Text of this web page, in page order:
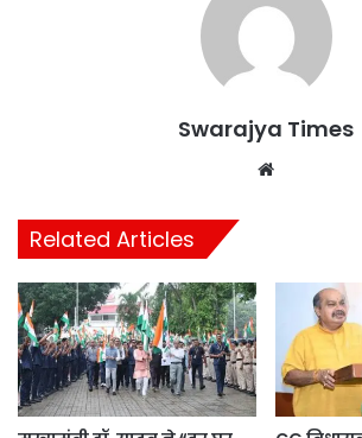
Swarajya Times
Related Articles